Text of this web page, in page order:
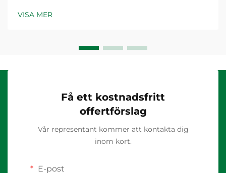
VISA MER
Få ett kostnadsfritt
offertförslag
Vår representant kommer att kontakta dig
inom kort.
E-post